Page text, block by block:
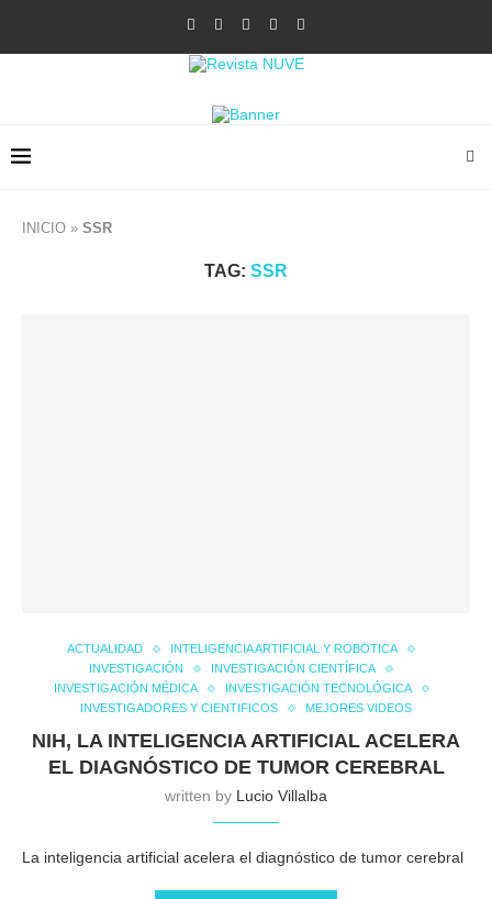
INICIO » SSR
TAG: SSR
ACTUALIDAD
INTELIGENCIA ARTIFICIAL Y ROBÓTICA
INVESTIGACIÓN
INVESTIGACIÓN CIENTÍFICA
INVESTIGACIÓN MÉDICA
INVESTIGACIÓN TECNOLÓGICA
INVESTIGADORES Y CIENTIFICOS
MEJORES VIDEOS
NIH, LA INTELIGENCIA ARTIFICIAL ACELERA
EL DIAGNÓSTICO DE TUMOR CEREBRAL
written by Lucio Villalba
La inteligencia artificial acelera el diagnóstico de tumor cerebral